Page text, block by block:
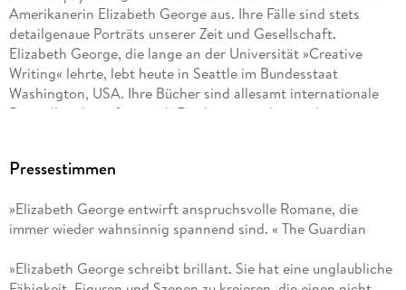
Amerikanerin Elizabeth George aus. Ihre Fälle sind stets
detailgenaue Porträts unserer Zeit und Gesellschaft.
Elizabeth George, die lange an der Universität »Creative
Writing« lehrte, lebt heute in Seattle im Bundesstaat
Washington, USA. Ihre Bücher sind allesamt internationale
Bestseller, die sofort nach Erscheinen nicht nur die
auch im deutschen Fernsehen mit großem Erfolg
Pressestimmen
»Elizabeth George entwirft anspruchsvolle Romane, die
immer wieder wahnsinnig spannend sind. « The Guardian
»Elizabeth George schreibt brillant. Sie hat eine unglaubliche